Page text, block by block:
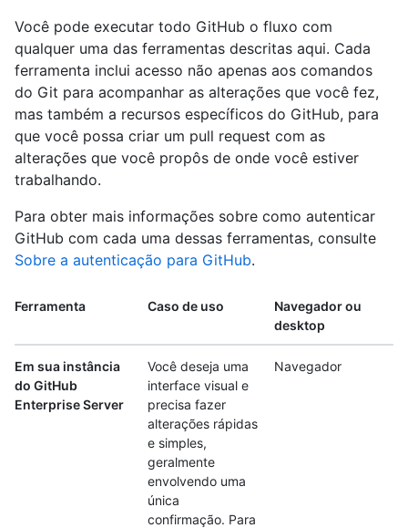
Você pode executar todo GitHub o fluxo com
qualquer uma das ferramentas descritas aqui. Cada
ferramenta inclui acesso não apenas aos comandos
do Git para acompanhar as alterações que você fez,
mas também a recursos específicos do GitHub, para
que você possa criar um pull request com as
alterações que você propôs de onde você estiver
trabalhando.
Para obter mais informações sobre como autenticar
GitHub com cada uma dessas ferramentas, consulte
Sobre a autenticação para GitHub.
Ferramenta Caso de uso
Navegador ou
desktop
Em sua instância
do GitHub
Enterprise Server
Você deseja uma
interface visual e
precisa fazer
alterações rápidas
e simples,
geralmente
envolvendo uma
única
confirmação. Para
Navegador